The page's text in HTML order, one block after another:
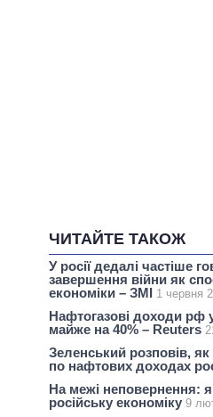
ЧИТАЙТЕ ТАКОЖ
У росії дедалі частіше
завершення війни як
економіки – ЗМІ 1 червня
Нафтогазові доходи рф
майже на 40% – Reuters
Зеленський розповів,
по нафтових доходах
На межі неповернення:
російську економіку 9